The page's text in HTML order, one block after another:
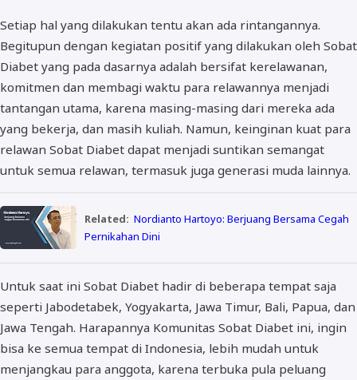
Setiap hal yang dilakukan tentu akan ada rintangannya.
Begitupun dengan kegiatan positif yang dilakukan oleh Sobat
Diabet yang pada dasarnya adalah bersifat kerelawanan,
komitmen dan membagi waktu para relawannya menjadi
tantangan utama, karena masing-masing dari mereka ada
yang bekerja, dan masih kuliah. Namun, keinginan kuat para
relawan Sobat Diabet dapat menjadi suntikan semangat
untuk semua relawan, termasuk juga generasi muda lainnya.
Related: Nordianto Hartoyo: Berjuang Bersama Cegah
Pernikahan Dini
Untuk saat ini Sobat Diabet hadir di beberapa tempat saja
seperti Jabodetabek, Yogyakarta, Jawa Timur, Bali, Papua, dan
Jawa Tengah. Harapannya Komunitas Sobat Diabet ini, ingin
bisa ke semua tempat di Indonesia, lebih mudah untuk
menjangkau para anggota, karena terbuka pula peluang